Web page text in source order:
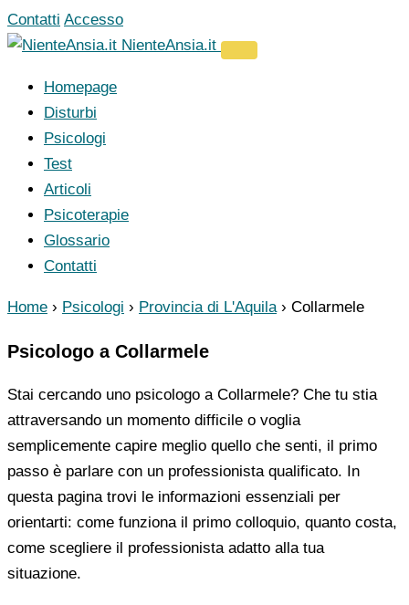
Vai
al
Contatti Accesso
NienteAnsia.it
Homepage
Disturbi
Psicologi
Test
Articoli
Psicoterapie
Glossario
Contatti
Home › Psicologi › Provincia di L'Aquila › Collarmele
Psicologo a Collarmele
Stai cercando uno psicologo a Collarmele? Che tu stia
attraversando un momento difficile o voglia
semplicemente capire meglio quello che senti, il primo
passo è parlare con un professionista qualificato. In
questa pagina trovi le informazioni essenziali per
orientarti: come funziona il primo colloquio, quanto costa,
come scegliere il professionista adatto alla tua
situazione.